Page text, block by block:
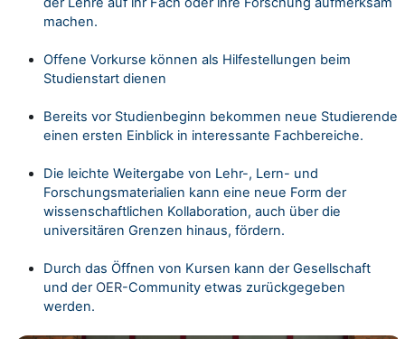
machen.
Offene Vorkurse können als Hilfestellungen beim
Studienstart dienen
Bereits vor Studienbeginn bekommen neue Studierende
einen ersten Einblick in interessante Fachbereiche.
Die leichte Weitergabe von Lehr-, Lern- und
Forschungsmaterialien kann eine neue Form der
wissenschaftlichen Kollaboration, auch über die
universitären Grenzen hinaus, fördern.
Durch das Öffnen von Kursen kann der Gesellschaft
und der OER-Community etwas zurückgegeben
werden.